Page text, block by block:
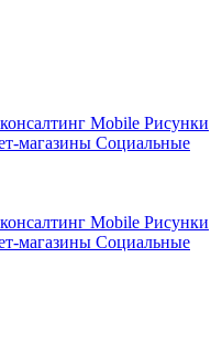
Mobile Рисунки
магазины Социальные
Mobile Рисунки
магазины Социальные